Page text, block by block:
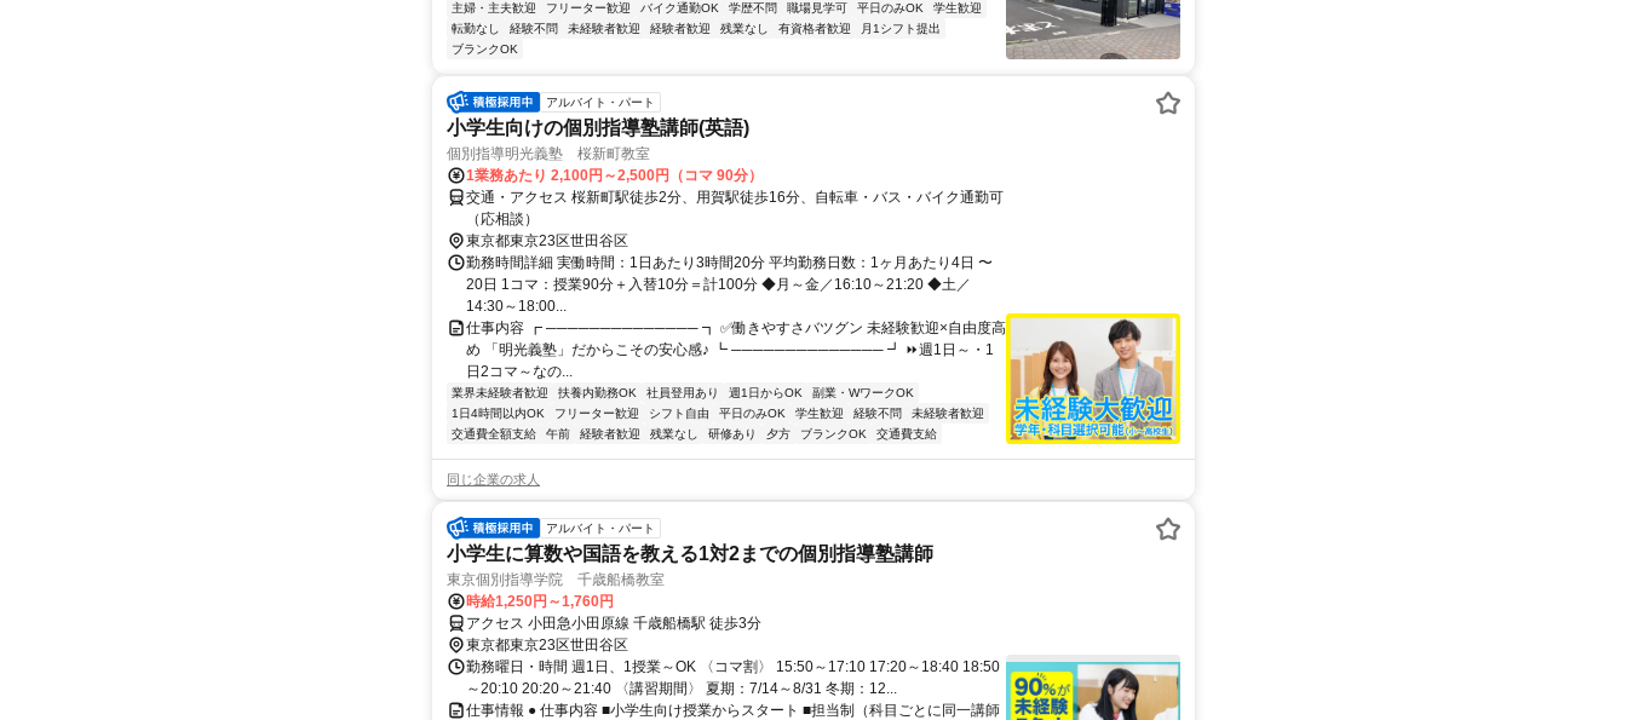
主婦・主夫歓迎
フリーター歓迎 バイク通勤OK 学歴不問 職場見学可 平日のみOK
学生歓迎
転勤なし
経験不問 未経験者歓迎 経験者歓迎 残業なし 有資格者歓迎
月1シフト提出
ブランクOK
アルバイト・パート
小学生向けの個別指導塾講師(英語)
個別指導明光義塾 桜新町教室
1業務あたり 2,100円～2,500円（コマ 90分）
交通・アクセス 桜新町駅徒歩2分、用賀駅徒歩16分、自転車・バス・バイク通勤可
（応相談）
東京都東京23区世田谷区
勤務時間詳細 実働時間：1日あたり3時間20分 平均勤務日数：1ヶ月あたり4日 〜
20日 1コマ：授業90分＋入替10分＝計100分 ◆月～金／16:10～21:20 ◆土／
14:30～18:00...
仕事内容 ┏ ────────────── ┓ ✅働きやすさバツグン 未経験歓迎×自由度高
め 「明光義塾」だからこその安心感♪ ┗ ────────────── ┛ ⏩週1日～・1
日2コマ～なの...
業界未経験者歓迎 扶養内勤務OK 社員登用あり 週1日からOK
副業・WワークOK
1日4時間以内OK
フリーター歓迎 シフト自由 平日のみOK 学生歓迎 経験不問
未経験者歓迎
交通費全額支給
午前 経験者歓迎 残業なし 研修あり 夕方 ブランクOK 交通費支給
同じ企業の求人
アルバイト・パート
小学生に算数や国語を教える1対2までの個別指導塾講師
東京個別指導学院 千歳船橋教室
時給1,250円～1,760円
アクセス 小田急小田原線 千歳船橋駅 徒歩3分
東京都東京23区世田谷区
勤務曜日・時間 週1日、1授業～OK 〈コマ割〉 15:50～17:10 17:20～18:40 18:50
～20:10 20:20～21:40 〈講習期間〉 夏期：7/14～8/31 冬期：12...
仕事情報 ● 仕事内容 ■小学生向け授業からスタート ■担当制（科目ごとに同一講師